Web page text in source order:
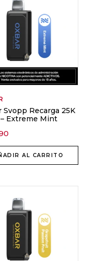
Svopp Recarga 25K
Extreme Mint
AL CARRITO